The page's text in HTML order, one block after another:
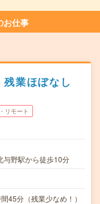
お仕事
残業ほぼなし
リモート
与野駅から徒歩10分
45分（残業少なめ！）